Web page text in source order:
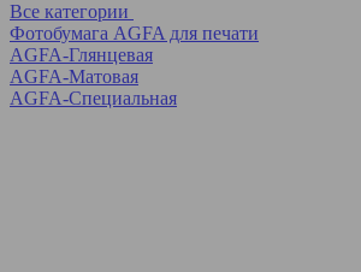
Все категории
Фотобумага AGFA для печати
AGFA-Глянцевая
AGFA-Матовая
AGFA-Специальная